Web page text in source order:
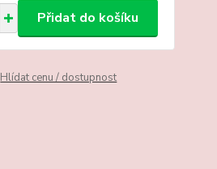
Přidat do košíku
Hlídat cenu / dostupnost